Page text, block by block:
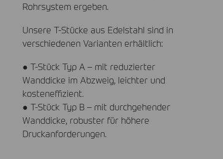
Rohrsystem ergeben.
Unsere T-Stücke aus Edelstahl sind in
verschiedenen Varianten erhältlich:
● T-Stück Typ A – mit reduzierter
Wanddicke im Abzweig, leichter und
kosteneffizient.
● T-Stück Typ B – mit durchgehender
Wanddicke, robuster für höhere
Druckanforderungen.